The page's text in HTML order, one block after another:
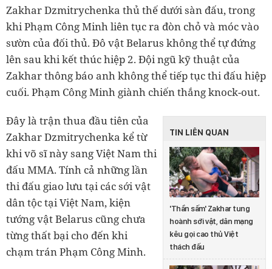
Zakhar Dzmitrychenka thủ thế dưới sàn đấu, trong
khi Phạm Công Minh liên tục ra đòn chỏ và móc vào
sườn của đối thủ. Đô vật Belarus không thể tự đứng
lên sau khi kết thúc hiệp 2. Đội ngũ kỹ thuật của
Zakhar thông báo anh không thể tiếp tục thi đấu hiệp
cuối. Phạm Công Minh giành chiến thắng knock-out.
TIN LIÊN QUAN
'Thần sấm' Zakhar tung
hoành sới vật, dân mạng
kêu gọi cao thủ Việt
thách đấu
Đây là trận thua đầu tiên của
Zakhar Dzmitrychenka kể từ
khi võ sĩ này sang Việt Nam thi
đấu MMA. Tính cả những lần
thi đấu giao lưu tại các sới vật
dân tộc tại Việt Nam, kiện
tướng vật Belarus cũng chưa
từng thất bại cho đến khi
chạm trán Phạm Công Minh.